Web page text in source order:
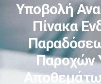
Υποβολή
Πίνακα
Παροχών